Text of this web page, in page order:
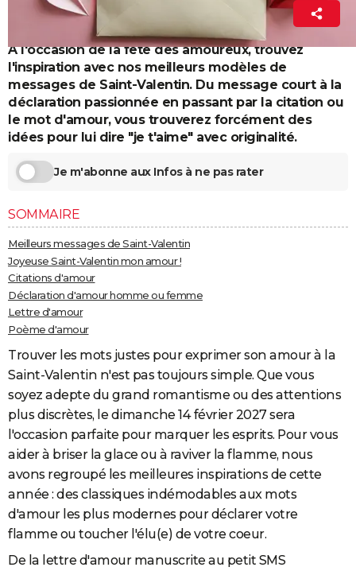
Destinations
City break
Voyage nature
Voyage de noces
Forum
PHOTO
GUIDES D'ACHAT
BONS PLANS
CARTE DE VOEUX
Carte de Noël
Carte Bonne année
Carte Saint-Valentin
Carte Pâques
Carte d'anniversaire
DICTIONNAIRE
Dictionnaire
Biographies
Citations
Expressions
Proverbes
PROGRAMME TV
COPAINS D'AVANT
S'inscrire
Se connecter
Lycées
Collèges
Primaires
Universités
Entreprises
Service militaire
Avis de recherche
AVIS DE DÉCÈS
FORUM
Bricolage
Culture
Television
Voyage
La Rédaction
15 mai 2026 14:12
A l'occasion de la fête des amoureux, trouvez
l'inspiration avec nos meilleurs modèles de
messages de Saint-Valentin. Du message court à la
déclaration passionnée en passant par la citation ou
le mot d'amour, vous trouverez forcément des
idées pour lui dire "je t'aime" avec originalité.
Je m'abonne aux Infos à ne pas rater
SOMMAIRE
Meilleurs messages de Saint-Valentin
Joyeuse Saint-Valentin mon amour !
Citations d'amour
Déclaration d'amour homme ou femme
Lettre d'amour
Poème d'amour
Trouver les mots justes pour exprimer son amour à la
Saint-Valentin n'est pas toujours simple. Que vous
soyez adepte du grand romantisme ou des attentions
plus discrètes, le dimanche 14 février 2027 sera
l'occasion parfaite pour marquer les esprits. Pour vous
aider à briser la glace ou à raviver la flamme, nous
avons regroupé les meilleures inspirations de cette
année : des classiques indémodables aux mots
d'amour les plus modernes pour déclarer votre
flamme ou toucher l'élu(e) de votre coeur.
De la lettre d'amour manuscrite au petit SMS